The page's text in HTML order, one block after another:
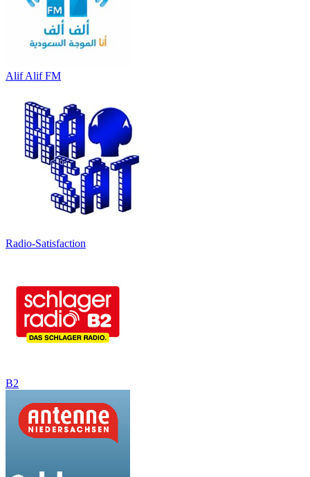
Alif Alif FM
Radio-Satisfaction
B2